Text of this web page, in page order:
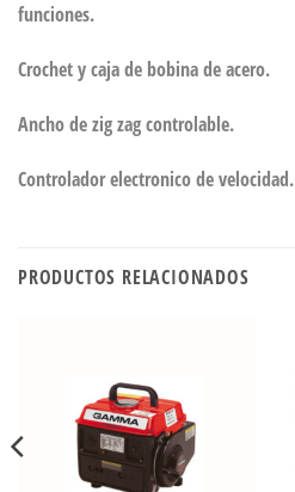
funciones.
Crochet y caja de bobina de acero.
Ancho de zig zag controlable.
Controlador electronico de velocidad.
PRODUCTOS RELACIONADOS